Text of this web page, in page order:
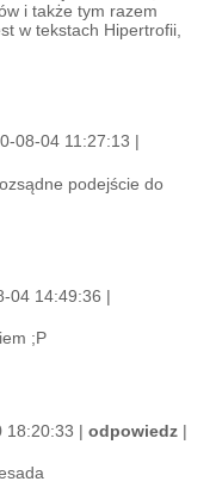
i także tym razem
w tekstach Hipertrofii,
08-04 11:27:13 |
podejście do
04 14:49:36 |
;P
18:20:33 |odpowiedz |